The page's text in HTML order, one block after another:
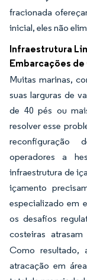
fracionada
inicial, eles não
Infraestrutura
Embarcações de
Muitas marinas,
suas larguras de
de 40 pés ou
resolver esse
reconfiguração
operadores a
infraestrutura de
içamento
especializado em
os desafios
costeiras
Como resultado,
atracação em